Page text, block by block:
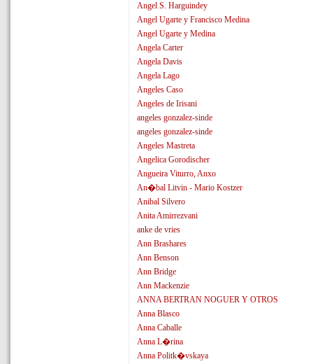
Angel S. Harguindey
Angel Ugarte y Francisco Medina
Angel Ugarte y Medina
Angela Carter
Angela Davis
Angela Lago
Angeles Caso
Angeles de Irisani
angeles gonzalez-sinde
angeles gonzalez-sinde
Angeles Mastreta
Angelica Gorodischer
Angueira Viturro, Anxo
An�bal Litvin - Mario Kostzer
Anibal Silvero
Anita Amirrezvani
anke de vries
Ann Brashares
Ann Benson
Ann Bridge
Ann Mackenzie
ANNA BERTRAN NOGUER Y OTROS
Anna Blasco
Anna Caballe
Anna L�rina
Anna Politk�vskaya